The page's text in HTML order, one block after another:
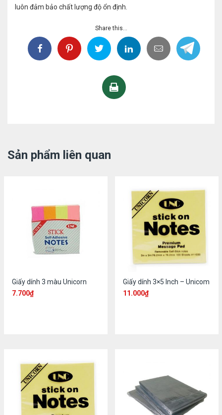
luôn đảm bảo chất lượng độ ổn định.
Share this...
Sản phẩm liên quan
Giấy dính 3 màu Unicorn
7.700₫
Giấy dính 3×5 Inch – Unicom
11.000₫